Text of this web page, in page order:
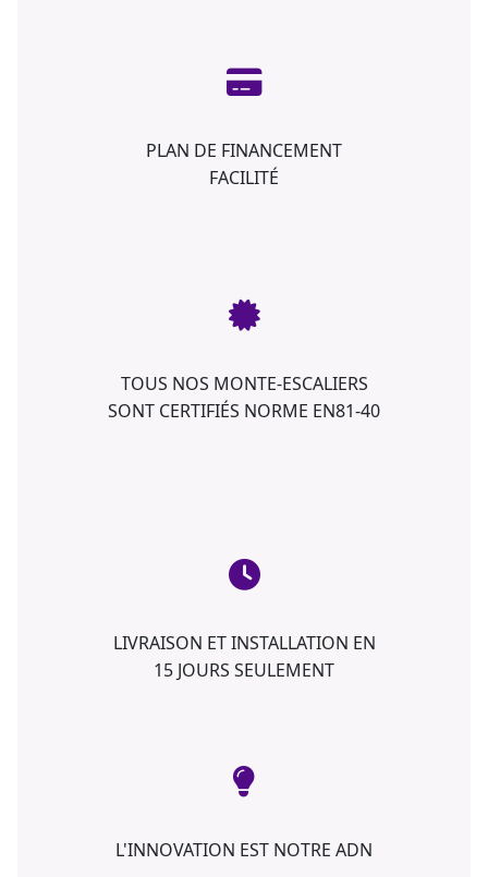
PLAN DE FINANCEMENT
FACILITÉ
TOUS NOS MONTE-ESCALIERS
SONT CERTIFIÉS NORME EN81-40
LIVRAISON ET INSTALLATION EN
15 JOURS SEULEMENT
L'INNOVATION EST NOTRE ADN